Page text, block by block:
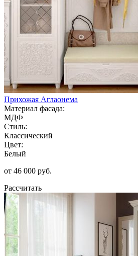
Прихожая Аглаонема
Материал фасада:
МДФ
Стиль:
Классический
Цвет:
Белый
от 46 000 руб.
Рассчитать